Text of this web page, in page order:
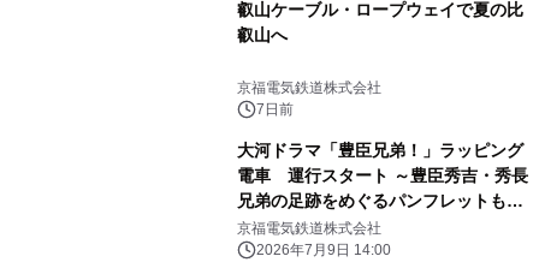
叡山ケーブル・ロープウェイで夏の比
叡山へ
京福電気鉄道株式会社
7日前
大河ドラマ「豊臣兄弟！」ラッピング
電車 運行スタート ～豊臣秀吉・秀長
兄弟の足跡をめぐるパンフレットも発
行～
京福電気鉄道株式会社
2026年7月9日 14:00